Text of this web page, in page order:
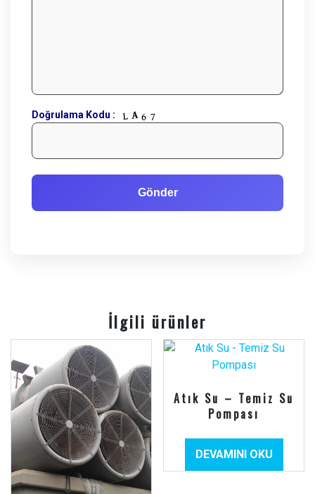
Doğrulama Kodu :
İlgili ürünler
Atık Su – Temiz Su
Pompası
DEVAMINI OKU